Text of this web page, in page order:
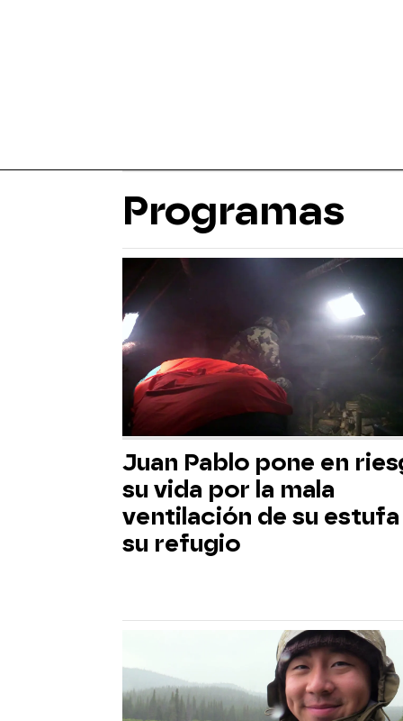
Programas
Juan Pablo pone en
su vida por la mala
ventilación de su estufa
su refugio